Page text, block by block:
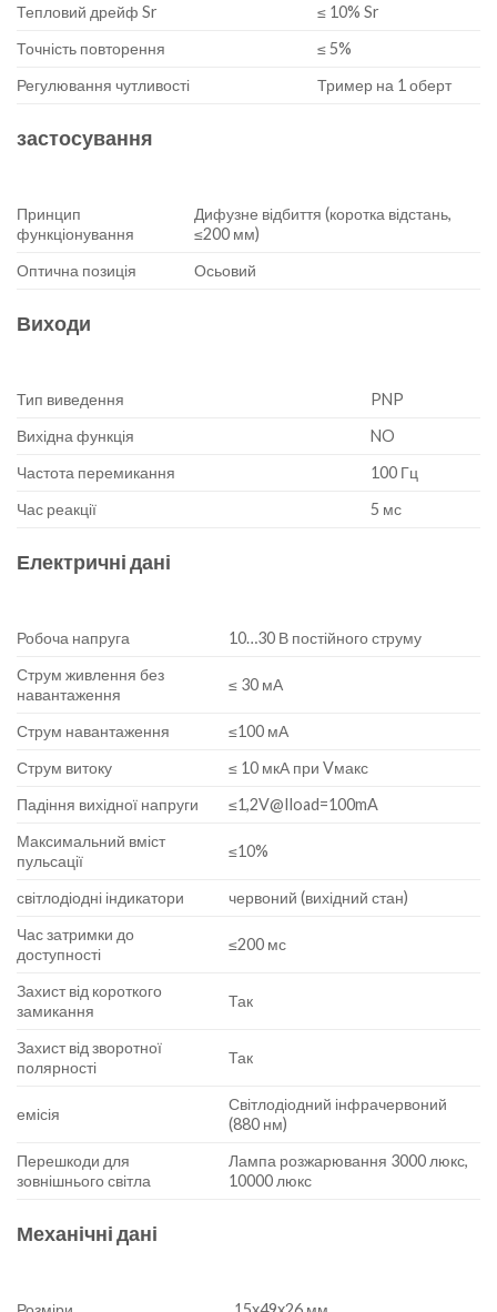
Тепловий дрейф Sr
≤ 10% Sr
Точність повторення
≤ 5%
Регулювання чутливості
Тример на 1 оберт
застосування
Принцип
функціонування
Дифузне відбиття (коротка відстань,
≤200 мм)
Оптична позиція
Осьовий
Виходи
Тип виведення
PNP
Вихідна функція
NO
Частота перемикання
100 Гц
Час реакції
5 мс
Електричні дані
Робоча напруга
10…30 В постійного струму
Струм живлення без
навантаження
≤ 30 мА
Струм навантаження
≤100 мА
Струм витоку
≤ 10 мкА при Vмакс
Падіння вихідної напруги
≤1,2V@Iload=100mA
Максимальний вміст
пульсації
≤10%
світлодіодні індикатори
червоний (вихідний стан)
Час затримки до
доступності
≤200 мс
Захист від короткого
замикання
Так
Захист від зворотної
полярності
Так
емісія
Світлодіодний інфрачервоний
(880 нм)
Перешкоди для
зовнішнього світла
Лампа розжарювання 3000 люкс,
10000 люкс
Механічні дані